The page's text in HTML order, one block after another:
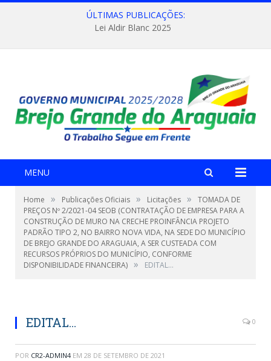
ÚLTIMAS PUBLICAÇÕES:
Lei Aldir Blanc 2025
MENU
Home » Publicações Oficiais » Licitações »
TOMADA DE
PREÇOS Nº 2/2021-04 SEOB (CONTRATAÇÃO DE EMPRESA PARA A
CONSTRUÇÃO DE MURO NA CRECHE PROINFÂNCIA PROJETO
PADRÃO TIPO 2, NO BAIRRO NOVA VIDA, NA SEDE DO MUNICÍPIO
DE BREJO GRANDE DO ARAGUAIA, A SER CUSTEADA COM
RECURSOS PRÓPRIOS DO MUNICÍPIO, CONFORME
DISPONIBILIDADE FINANCEIRA) » EDITAL…
EDITAL… 0
POR CR2-ADMIN4 EM 28 DE SETEMBRO DE 2021